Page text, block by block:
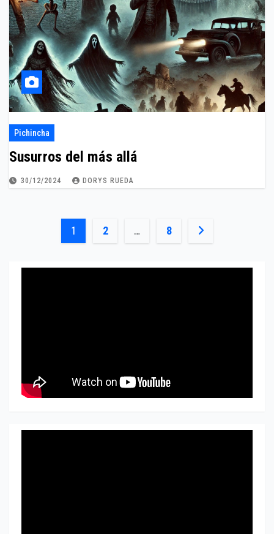
Pichincha
Susurros del más allá
30/12/2024 DORYS RUEDA
Paginación
1 2 … 8